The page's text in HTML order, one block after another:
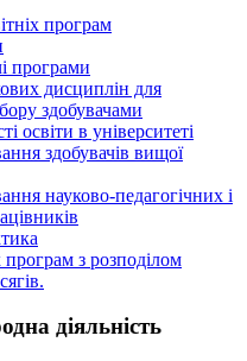
програм
програми
дисциплін для
здобувачами
освіти в університеті
здобувачів вищої
науково-педагогічних і
програм з розподілoм
діяльність